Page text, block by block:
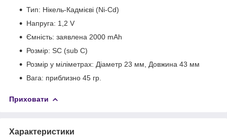
Тип: Нікель-Кадмієві (Ni-Cd)
Напруга: 1,2 V
Ємність: заявлена 2000 mAh
Розмір: SC (sub C)
Розмір у міліметрах: Діаметр 23 мм, Довжина 43 мм
Вага: приблизно 45 гр.
Приховати
Характеристики